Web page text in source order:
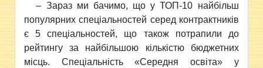
– Зараз ми бачимо, що у ТОП-10 найбільш
популярних спеціальностей серед контрактників
є 5 спеціальностей, що також потрапили до
рейтингу за найбільшою кількістю бюджетних
місць. Спеціальність «Середня освіта» у